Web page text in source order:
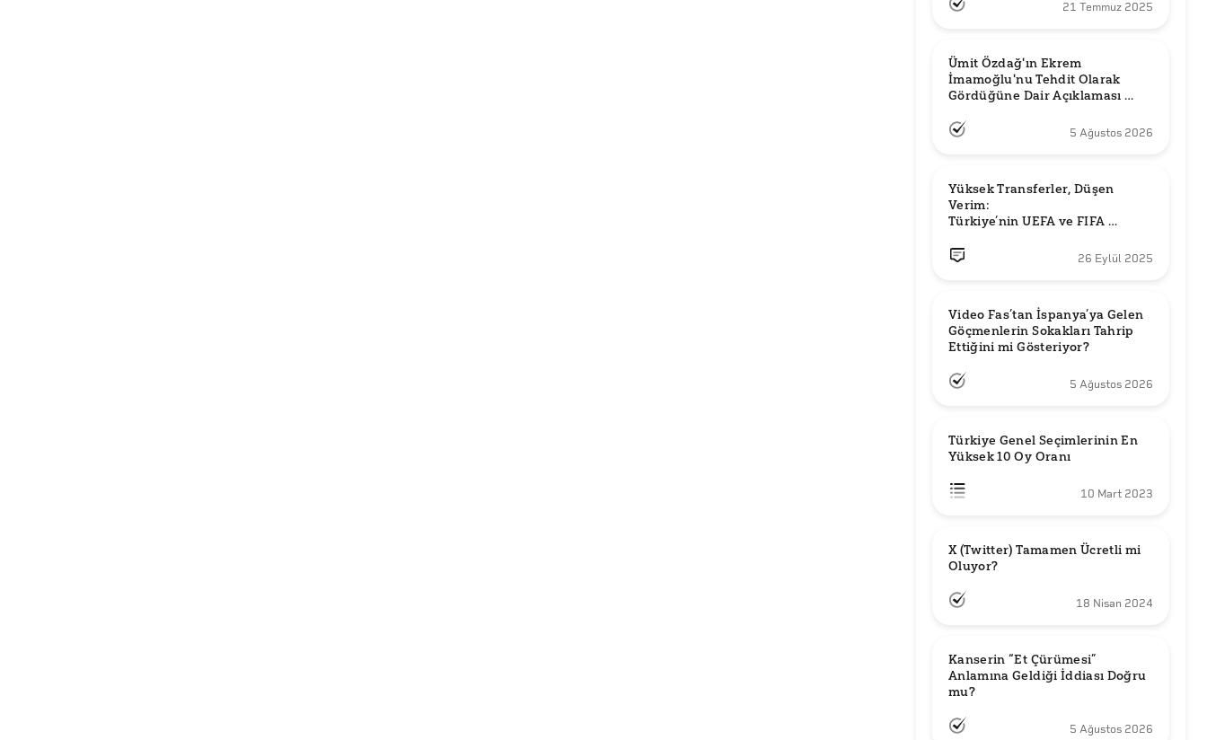
21 Temmuz 2025
Ümit Özdağ'ın Ekrem
İmamoğlu'nu Tehdit Olarak
Gördüğüne Dair Açıklaması
5 Ağustos 2026
Yüksek Transferler, Düşen
Verim:
Türkiye’nin UEFA ve FIFA
26 Eylül 2025
Video Fas’tan İspanya’ya Gelen
Göçmenlerin Sokakları Tahrip
Ettiğini mi Gösteriyor?
5 Ağustos 2026
Türkiye Genel Seçimlerinin En
Yüksek 10 Oy Oranı
10 Mart 2023
X (Twitter) Tamamen Ücretli mi
Oluyor?
18 Nisan 2024
Kanserin “Et Çürümesi”
Anlamına Geldiği İddiası Doğru
mu?
5 Ağustos 2026